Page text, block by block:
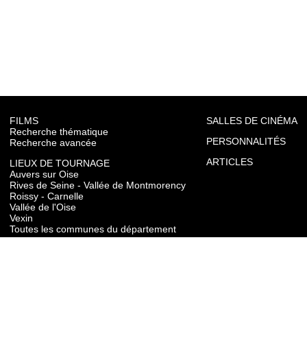
FILMS
Recherche thématique
Recherche avancée
LIEUX DE TOURNAGE
Auvers sur Oise
Rives de Seine - Vallée de Montmorency
Roissy - Carnelle
Vallée de l'Oise
Vexin
Toutes les communes du département
SALLES DE CINÉMA
PERSONNALITÉS
ARTICLES